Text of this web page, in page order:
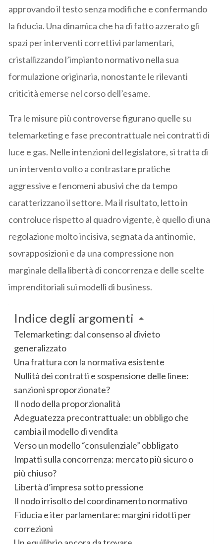
approvando il testo senza modifiche e confermando
la fiducia. Una dinamica che ha di fatto azzerato gli
spazi per interventi correttivi parlamentari,
cristallizzando l’impianto normativo nella sua
formulazione originaria, nonostante le rilevanti
criticità emerse nel corso dell’esame.
Tra le misure più controverse figurano quelle su
telemarketing e fase precontrattuale nei contratti di
luce e gas. Nelle intenzioni del legislatore, si tratta di
un intervento volto a contrastare pratiche
aggressive e fenomeni abusivi che da tempo
caratterizzano il settore. Ma il risultato, letto in
controluce rispetto al quadro vigente, è quello di una
regolazione molto incisiva, segnata da antinomie,
sovrapposizioni e da una compressione non
marginale della libertà di concorrenza e delle scelte
imprenditoriali sui modelli di business.
Indice degli argomenti
Telemarketing: dal consenso al divieto
generalizzato
Una frattura con la normativa esistente
Nullità dei contratti e sospensione delle linee:
sanzioni sproporzionate?
Il nodo della proporzionalità
Adeguatezza precontrattuale: un obbligo che
cambia il modello di vendita
Verso un modello “consulenziale” obbligato
Impatti sulla concorrenza: mercato più sicuro o
più chiuso?
Libertà d’impresa sotto pressione
Il nodo irrisolto del coordinamento normativo
Fiducia e iter parlamentare: margini ridotti per
correzioni